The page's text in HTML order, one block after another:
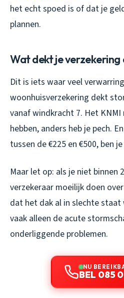
het echt spoed is of dat je
plannen.
Wat dekt je verzekering
Dit is iets waar veel
woonhuisverzekering dekt
vanaf windkracht 7. Het
hebben, anders heb je pech.
tussen de €225 en €500, ben
Maar let op: als je niet binnen
verzekeraar moeilijk doen
dat het dak al in slechte staat
vaak alleen de acute
onderliggende problemen.
NU
BEL 085